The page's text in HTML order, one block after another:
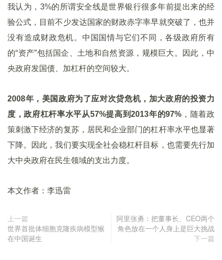
我认为，3%的所谓安全线是世界银行很多年前提出来的经
验公式，目前不少发达国家的财政赤字率早就突破了，也并
没有造成财政危机。中国国情与它们不同，各级政府所有
的“资产”包括国企、土地和自然资源，规模巨大。因此，中
央政府发国债、加杠杆的空间较大。
2008年，美国政府为了应对次贷危机，加大政府的投资力
度，政府杠杆率水平从57%提高到2013年的97% ，随着政
策刺激下经济的复苏，居民和企业部门的杠杆率水平也显著
下降。因此，我们要实现全社会稳杠杆目标，也需要先行加
大中央政府在民生领域的支出力度。
本文作者：李迅雷
上一篇
世界首批体细胞克隆疾病模型猴
在中国诞生
阿里张勇：把董事长、CEO两个
角色放在一个人身上是巨大挑战
下一篇